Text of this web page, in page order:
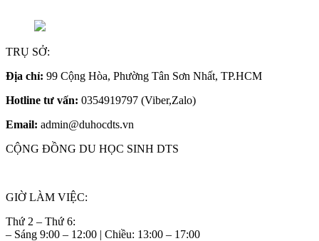
TRỤ SỞ:
Địa chỉ: 99 Cộng Hòa, Phường Tân Sơn Nhất, TP.HCM
Hotline tư vấn: 0354919797 (Viber,Zalo)
Email: admin@duhocdts.vn
CỘNG ĐỒNG DU HỌC SINH DTS
GIỜ LÀM VIỆC:
Thứ 2 – Thứ 6:
– Sáng 9:00 – 12:00 | Chiều: 13:00 – 17:00